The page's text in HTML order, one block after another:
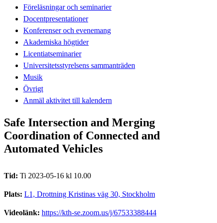
Föreläsningar och seminarier
Docentpresentationer
Konferenser och evenemang
Akademiska högtider
Licentiatseminarier
Universitetsstyrelsens sammanträden
Musik
Övrigt
Anmäl aktivitet till kalendern
Safe Intersection and Merging
Coordination of Connected and
Automated Vehicles
Tid: Ti 2023-05-16 kl 10.00
Plats: L1, Drottning Kristinas väg 30, Stockholm
Videolänk: https://kth-se.zoom.us/j/67533388444